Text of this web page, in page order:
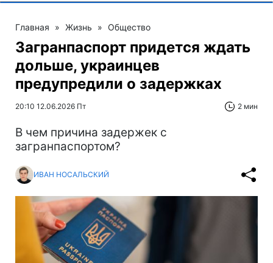
Главная » Жизнь » Общество
Загранпаспорт придется ждать
дольше, украинцев
предупредили о задержках
20:10 12.06.2026 Пт 2 мин
В чем причина задержек с
загранпаспортом?
ИВАН НОСАЛЬСКИЙ